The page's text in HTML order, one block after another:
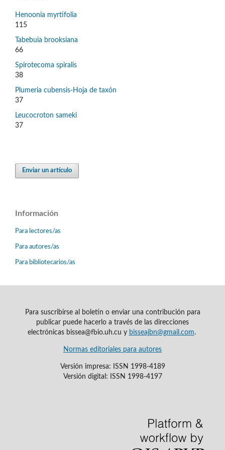
Henoonia myrtifolia
115
Tabebuia brooksiana
66
Spirotecoma spiralis
38
Plumeria cubensis-Hoja de taxón
37
Leucocroton sameki
37
Enviar un artículo
Información
Para lectores/as
Para autores/as
Para bibliotecarios/as
Para suscribirse al boletín o enviar una contribución para
publicar puede hacerlo a través de las direcciones
electrónicas bissea@fbio.uh.cu y bisseajbn@gmail.com.
Normas editoriales para autores
Versión impresa: ISSN 1998-4189
Versión digital: ISSN 1998-4197